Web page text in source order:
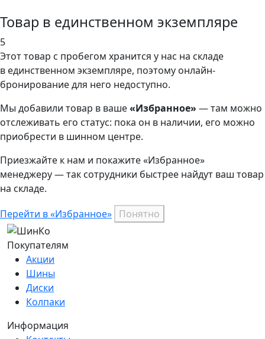
Товар в единственном экземпляре
5
Этот товар с пробегом хранится у нас на складе
в единственном экземпляре, поэтому онлайн-
бронирование для него недоступно.
Мы добавили товар в ваше«Избранное» — там можно
отслеживать его статус: пока он в наличии, его можно
приобрести в шинном центре.
Приезжайте к нам и покажите «Избранное»
менеджеру — так сотрудники быстрее найдут ваш товар
на складе.
Перейти в «Избранное» Понятно
Покупателям
Акции
Шины
Диски
Колпаки
Информация